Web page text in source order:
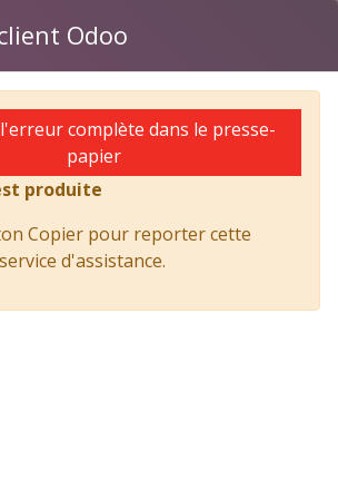
Facebook
TUYAU D'EAU - ISUZU PARTS
Odoo
complète dans le presse-
papier
produite
Copier pour reporter cette
d'assistance.